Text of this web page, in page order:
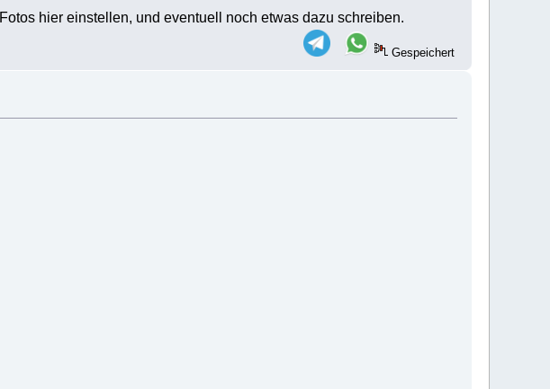
hier einstellen, und eventuell noch etwas dazu schreiben.
Gespeichert